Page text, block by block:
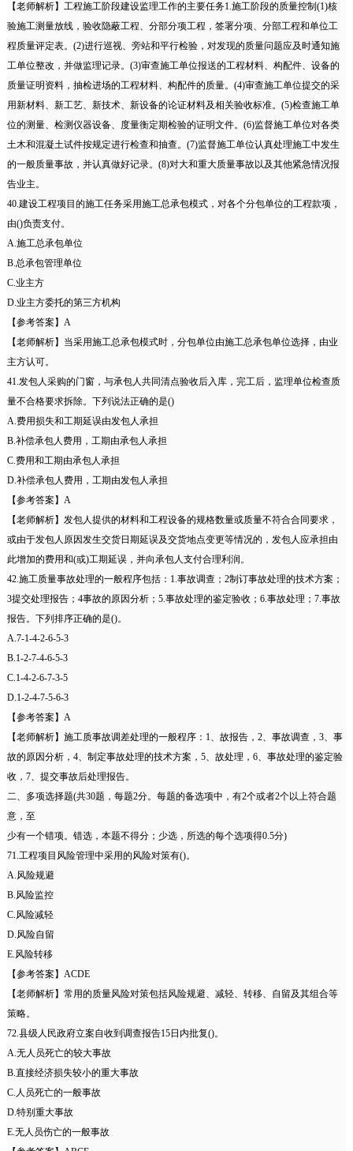
【老师解析】工程施工阶段建设监理工作的主要任务1.施工阶段的质量控制(1)核
验施工测量放线，验收隐蔽工程、分部分项工程，签署分项、分部工程和单位工
程质量评定表。(2)进行巡视、旁站和平行检验，对发现的质量问题应及时通知施
工单位整改，并做监理记录。(3)审查施工单位报送的工程材料、构配件、设备的
质量证明资料，抽检进场的工程材料、构配件的质量。(4)审查施工单位提交的采
用新材料、新工艺、新技术、新设备的论证材料及相关验收标准。(5)检查施工单
位的测量、检测仪器设备、度量衡定期检验的证明文件。(6)监督施工单位对各类
土木和混凝土试件按规定进行检查和抽查。(7)监督施工单位认真处理施工中发生
的一般质量事故，并认真做好记录。(8)对大和重大质量事故以及其他紧急情况报
告业主。
40.建设工程项目的施工任务采用施工总承包模式，对各个分包单位的工程款项，
由()负责支付。
A.施工总承包单位
B.总承包管理单位
C.业主方
D.业主方委托的第三方机构
【参考答案】A
【老师解析】当采用施工总承包模式时，分包单位由施工总承包单位选择，由业
主方认可。
41.发包人采购的门窗，与承包人共同清点验收后入库，完工后，监理单位检查质
量不合格要求拆除。下列说法正确的是()
A.费用损失和工期延误由发包人承担
B.补偿承包人费用，工期由承包人承担
C.费用和工期由承包人承担
D.补偿承包人费用，工期由发包人承担
【参考答案】A
【老师解析】发包人提供的材料和工程设备的规格数量或质量不符合合同要求，
或由于发包人原因发生交货日期延误及交货地点变更等情况的，发包人应承担由
此增加的费用和(或)工期延误，并向承包人支付合理利润。
42.施工质量事故处理的一般程序包括：1.事故调查；2制订事故处理的技术方案；
3提交处理报告；4事故的原因分析；5.事故处理的鉴定验收；6.事故处理；7.事故
报告。下列排序正确的是()。
A.7-1-4-2-6-5-3
B.1-2-7-4-6-5-3
C.1-4-2-6-7-3-5
D.1-2-4-7-5-6-3
【参考答案】A
【老师解析】施工质事故调差处理的一般程序：1、故报告，2、事故调查，3、事
故的原因分析，4、制定事故处理的技术方案，5、故处理，6、事故处理的鉴定验
收，7、提交事故后处理报告。
二、多项选择题(共30题，每题2分。每题的备选项中，有2个或者2个以上符合题
意，至
少有一个错项。错选，本题不得分；少选，所选的每个选项得0.5分)
71.工程项目风险管理中采用的风险对策有()。
A.风险规避
B.风险监控
C.风险减轻
D.风险自留
E.风险转移
【参考答案】ACDE
【老师解析】常用的质量风险对策包括风险规避、减轻、转移、自留及其组合等
策略。
72.县级人民政府立案自收到调查报告15日内批复()。
A.无人员死亡的较大事故
B.直接经济损失较小的重大事故
C.人员死亡的一般事故
D.特别重大事故
E.无人员伤亡的一般事故